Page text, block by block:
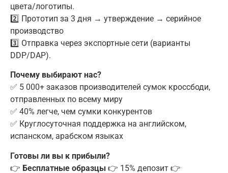
цвета/логотипы.
2️⃣ Прототип за 3 дня → утверждение → серийное
производство
3️⃣ Отправка через экспортные сети (варианты
DDP/DAP).
Почему выбирают нас?
✅ 5 000+ заказов производителей сумок кроссбоди,
отправленных по всему миру
✅ 40% легче, чем сумки конкурентов
✅ Круглосуточная поддержка на английском,
испанском, арабском языках
Готовы ли вы к прибыли?
👉 Бесплатные образцы 👉 15% депозит 👉